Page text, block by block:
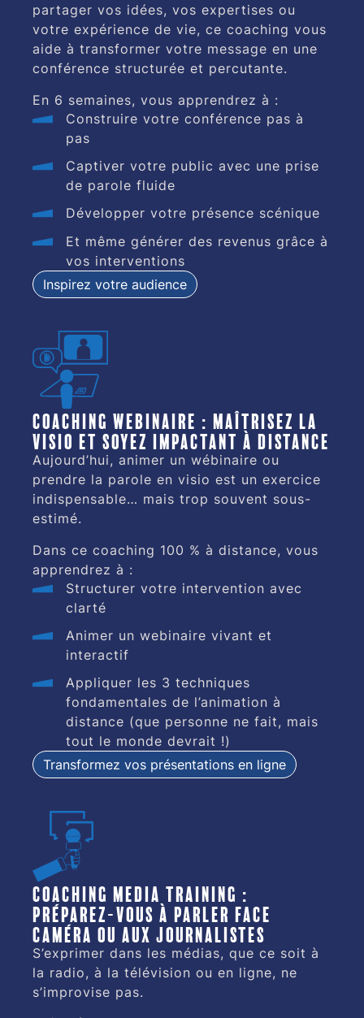
partager vos idées, vos expertises ou
votre expérience de vie, ce coaching vous
aide à transformer votre message en une
conférence structurée et percutante.
En 6 semaines, vous apprendrez à :
Construire votre conférence pas à
pas
Captiver votre public avec une prise
de parole fluide
Développer votre présence scénique
Et même générer des revenus grâce à
vos interventions
Inspirez votre audience
Coaching webinaire : maîtrisez la
visio et soyez impactant à distance
Aujourd’hui, animer un wébinaire ou
prendre la parole en visio est un exercice
indispensable… mais trop souvent sous-
estimé.
Dans ce coaching 100 % à distance, vous
apprendrez à :
Structurer votre intervention avec
clarté
Animer un webinaire vivant et
interactif
Appliquer les 3 techniques
fondamentales de l’animation à
distance (que personne ne fait, mais
tout le monde devrait !)
Transformez vos présentations en ligne
Coaching media training :
préparez-vous à parler face
caméra ou aux journalistes
S’exprimer dans les médias, que ce soit à
la radio, à la télévision ou en ligne, ne
s’improvise pas.